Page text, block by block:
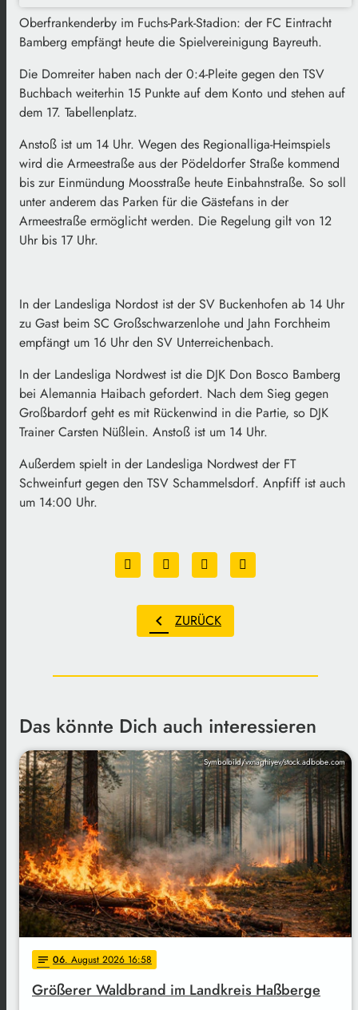
Oberfrankenderby im Fuchs-Park-Stadion: der FC Eintracht
Bamberg empfängt heute die Spielvereinigung Bayreuth.
Die Domreiter haben nach der 0:4-Pleite gegen den TSV
Buchbach weiterhin 15 Punkte auf dem Konto und stehen auf
dem 17. Tabellenplatz.
Anstoß ist um 14 Uhr. Wegen des Regionalliga-Heimspiels
wird die Armeestraße aus der Pödeldorfer Straße kommend
bis zur Einmündung Moosstraße heute Einbahnstraße. So soll
unter anderem das Parken für die Gästefans in der
Armeestraße ermöglicht werden. Die Regelung gilt von 12
Uhr bis 17 Uhr.
In der Landesliga Nordost ist der SV Buckenhofen ab 14 Uhr
zu Gast beim SC Großschwarzenlohe und Jahn Forchheim
empfängt um 16 Uhr den SV Unterreichenbach.
In der Landesliga Nordwest ist die DJK Don Bosco Bamberg
bei Alemannia Haibach gefordert. Nach dem Sieg gegen
Großbardorf geht es mit Rückenwind in die Partie, so DJK
Trainer Carsten Nüßlein. Anstoß ist um 14 Uhr.
Außerdem spielt in der Landesliga Nordwest der FT
Schweinfurt gegen den TSV Schammelsdorf. Anpfiff ist auch
um 14:00 Uhr.
chevron_left ZURÜCK
Das könnte Dich auch interessieren
Symbolbild/vxnaghiyev/stock.adbobe.com
notes 06. August 2026 16:58
Größerer Waldbrand im Landkreis Haßberge